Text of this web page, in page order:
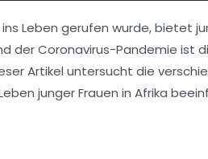
Leben gerufen wurde, bietet
der Coronavirus-Pandemie ist
Artikel untersucht die
junger Frauen in Afrika